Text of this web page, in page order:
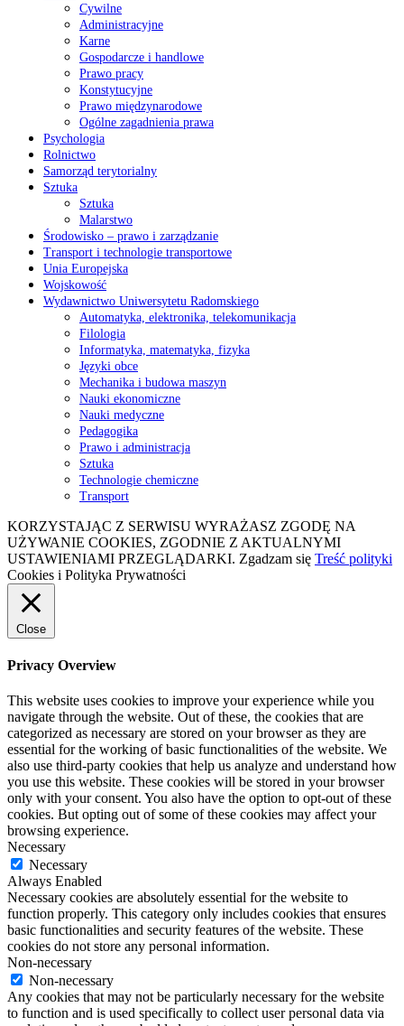
Cywilne
Administracyjne
Karne
Gospodarcze i handlowe
Prawo pracy
Konstytucyjne
Prawo międzynarodowe
Ogólne zagadnienia prawa
Psychologia
Rolnictwo
Samorząd terytorialny
Sztuka
Sztuka
Malarstwo
Środowisko – prawo i zarządzanie
Transport i technologie transportowe
Unia Europejska
Wojskowość
Wydawnictwo Uniwersytetu Radomskiego
Automatyka, elektronika, telekomunikacja
Filologia
Informatyka, matematyka, fizyka
Języki obce
Mechanika i budowa maszyn
Nauki ekonomiczne
Nauki medyczne
Pedagogika
Prawo i administracja
Sztuka
Technologie chemiczne
Transport
KORZYSTAJĄC Z SERWISU WYRAŻASZ ZGODĘ NA
UŻYWANIE COOKIES, ZGODNIE Z AKTUALNYMI
USTAWIENIAMI PRZEGLĄDARKI. Zgadzam się Treść polityki
Cookies i Polityka Prywatności
Close
Privacy Overview
This website uses cookies to improve your experience while you
navigate through the website. Out of these, the cookies that are
categorized as necessary are stored on your browser as they are
essential for the working of basic functionalities of the website. We
also use third-party cookies that help us analyze and understand how
you use this website. These cookies will be stored in your browser
only with your consent. You also have the option to opt-out of these
cookies. But opting out of some of these cookies may affect your
browsing experience.
Necessary
Necessary
Always Enabled
Necessary cookies are absolutely essential for the website to
function properly. This category only includes cookies that ensures
basic functionalities and security features of the website. These
cookies do not store any personal information.
Non-necessary
Non-necessary
Any cookies that may not be particularly necessary for the website
to function and is used specifically to collect user personal data via